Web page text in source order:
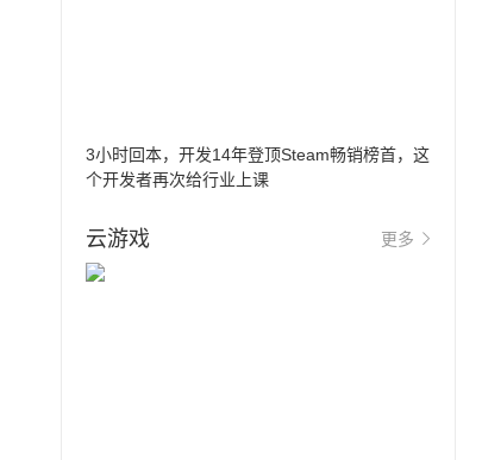
3小时回本，开发14年登顶Steam畅销榜首，这
个开发者再次给行业上课
云游戏 更多